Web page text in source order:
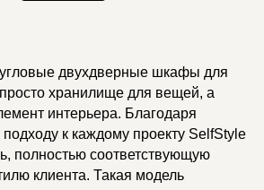
двухдверные шкафы для
хранилище для вещей, а
интерьера. Благодаря
к каждому проекту SelfStyle
полностью соответствующую
клиента. Такая модель